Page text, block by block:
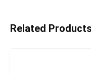
Related Products